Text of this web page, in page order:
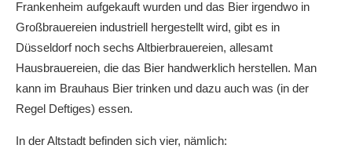
Frankenheim aufgekauft wurden und das Bier irgendwo in
Großbrauereien industriell hergestellt wird, gibt es in
Düsseldorf noch sechs Altbierbrauereien, allesamt
Hausbrauereien, die das Bier handwerklich herstellen. Man
kann im Brauhaus Bier trinken und dazu auch was (in der
Regel Deftiges) essen.
In der Altstadt befinden sich vier, nämlich: